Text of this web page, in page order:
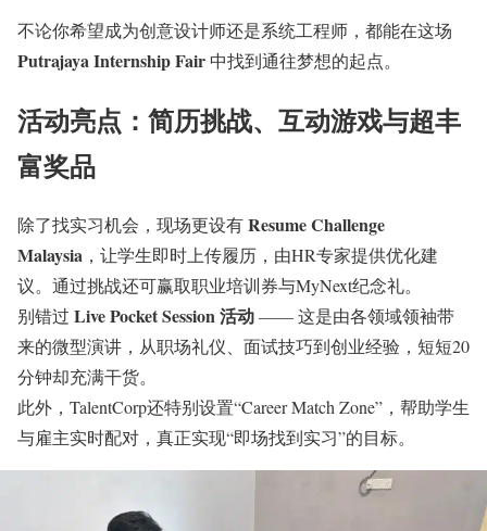
不论你希望成为创意设计师还是系统工程师，都能在这场
Putrajaya Internship Fair 中找到通往梦想的起点。
活动亮点：简历挑战、互动游戏与超丰
富奖品
除了找实习机会，现场更设有Resume Challenge
Malaysia ，让学生即时上传履历，由HR专家提供优化建
议。通过挑战还可赢取职业培训券与MyNext纪念礼。
别错过 Live Pocket Session 活动—— 这是由各领域领袖带
来的微型演讲，从职场礼仪、面试技巧到创业经验，短短20
分钟却充满干货。
此外，TalentCorp还特别设置“Career Match Zone”，帮助学生
与雇主实时配对，真正实现“即场找到实习”的目标。